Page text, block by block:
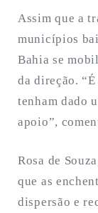
Assim que a
municípios
Bahia se
da direção.
tenham dado
apoio”,
Rosa de
que as
dispersão e